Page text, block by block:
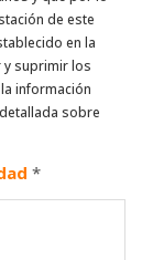
de este
en la
y suprimir los
información
sobre
*